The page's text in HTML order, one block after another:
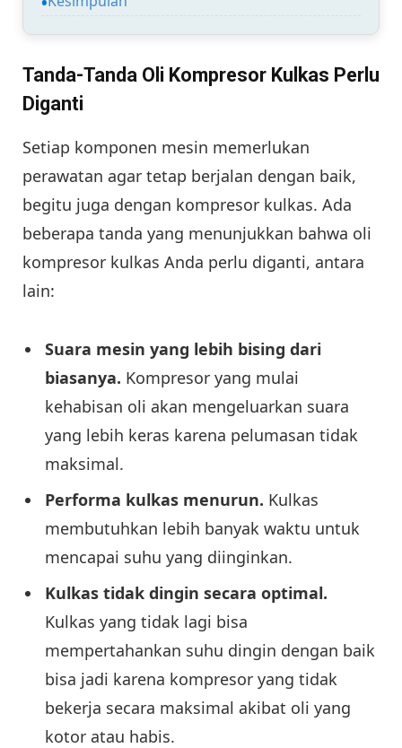
Tanda-Tanda Oli Kompresor Kulkas Perlu
Diganti
Setiap komponen mesin memerlukan
perawatan agar tetap berjalan dengan baik,
begitu juga dengan kompresor kulkas. Ada
beberapa tanda yang menunjukkan bahwa oli
kompresor kulkas Anda perlu diganti, antara
lain:
Suara mesin yang lebih bising dari
biasanya. Kompresor yang mulai
kehabisan oli akan mengeluarkan suara
yang lebih keras karena pelumasan tidak
maksimal.
Performa kulkas menurun. Kulkas
membutuhkan lebih banyak waktu untuk
mencapai suhu yang diinginkan.
Kulkas tidak dingin secara optimal.
Kulkas yang tidak lagi bisa
mempertahankan suhu dingin dengan baik
bisa jadi karena kompresor yang tidak
bekerja secara maksimal akibat oli yang
kotor atau habis.